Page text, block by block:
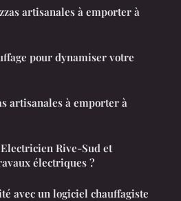
artisanales à emporter à
pour dynamiser votre
artisanales à emporter à
Rive-Sud et
électriques ?
avec un logiciel chauffagiste